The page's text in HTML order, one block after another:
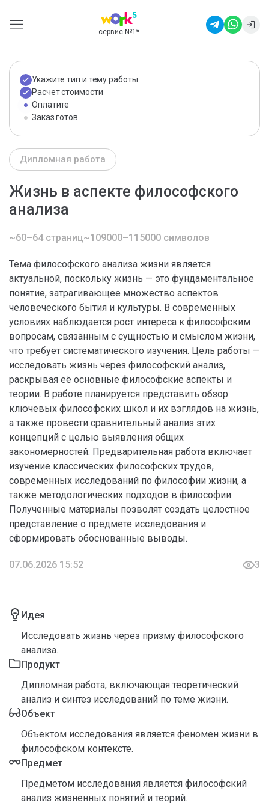
сервис №1 *
Укажите тип и тему работы
Расчет стоимости
Оплатите
Заказ готов
Дипломная работа
Жизнь в аспекте философского
анализа
~60–64 страниц~109000–115000 символов
Тема философского анализа жизни является
актуальной, поскольку жизнь — это фундаментальное
понятие, затрагивающее множество аспектов
человеческого бытия и культуры. В современных
условиях наблюдается рост интереса к философским
вопросам, связанным с сущностью и смыслом жизни,
что требует систематического изучения. Цель работы —
исследовать жизнь через философский анализ,
раскрывая её основные философские аспекты и
теории. В работе планируется представить обзор
ключевых философских школ и их взглядов на жизнь,
а также провести сравнительный анализ этих
концепций с целью выявления общих
закономерностей. Предварительная работа включает
изучение классических философских трудов,
современных исследований по философии жизни, а
также методологических подходов в философии.
Полученные материалы позволят создать целостное
представление о предмете исследования и
сформировать обоснованные выводы.
07.06.2026 15:52 3
Идея
Исследовать жизнь через призму философского
анализа.
Продукт
Дипломная работа, включающая теоретический
анализ и синтез исследований по теме жизни.
Объект
Объектом исследования является феномен жизни в
философском контексте.
Предмет
Предметом исследования является философский
анализ жизненных понятий и теорий.